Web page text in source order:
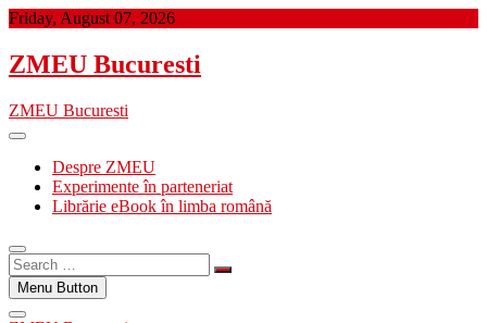
Skip
content
Friday, August 07, 2026
ZMEU Bucuresti
ZMEU Bucuresti
Despre ZMEU
Experimente în parteneriat
Librărie eBook în limba română
Search
…Menu Button